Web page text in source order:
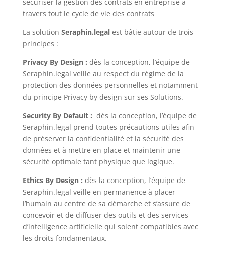
sécuriser la gestion des contrats en entreprise à
travers tout le cycle de vie des contrats
La solution Seraphin.legalest bâtie autour de trois
principes :
Privacy By Design : dès la conception, l’équipe de
Seraphin.legal veille au respect du régime de la
protection des données personnelles et notamment
du principe Privacy by design sur ses Solutions.
Security By Default : dès la conception, l’équipe de
Seraphin.legal prend toutes précautions utiles afin
de préserver la confidentialité et la sécurité des
données et à mettre en place et maintenir une
sécurité optimale tant physique que logique.
Ethics By Design : dès la conception, l’équipe de
Seraphin.legal veille en permanence à placer
l’humain au centre de sa démarche et s’assure de
concevoir et de diffuser des outils et des services
d’intelligence artificielle qui soient compatibles avec
les droits fondamentaux.